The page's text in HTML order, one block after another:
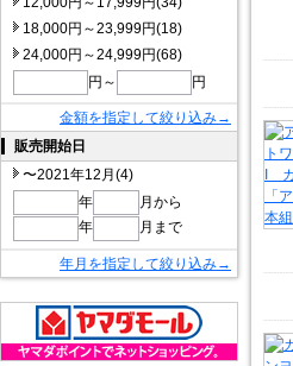
18,000円～23,999円(18)
24,000円～24,999円(68)
円～
円
金額を指定して絞り込み→
販売開始日
〜2021年12月(4)
年
月から
年
月まで
年月を指定して絞り込み→